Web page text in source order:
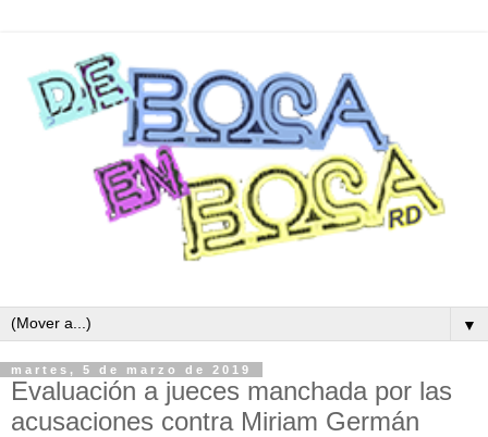
▼
martes, 5 de marzo de 2019
Evaluación a jueces manchada por las
acusaciones contra Miriam Germán